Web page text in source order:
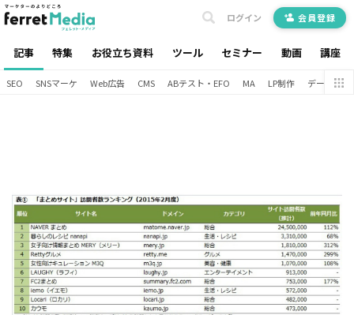
記事 特集 お役立ち資料 ツール セミナー 動画 講座
ログイン 会員登録
SEO SNSマーケ Web広告 CMS ABテスト・EFO MA LP制作 データ分析